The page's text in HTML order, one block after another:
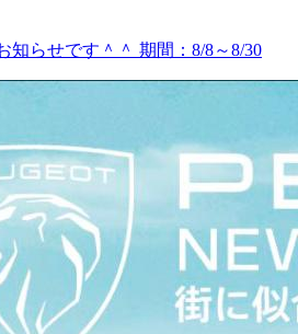
知らせです＾＾ 期間：8/8～8/30